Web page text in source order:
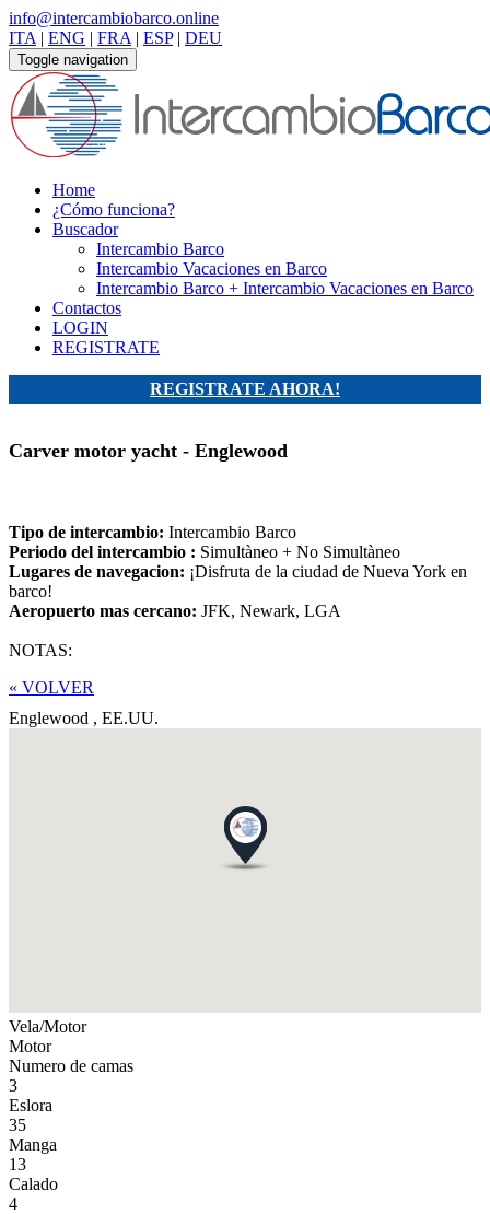
info@intercambiobarco.online
ITA | ENG | FRA | ESP| DEU
Toggle navigation
Home
¿Cómo funciona?
Buscador
Intercambio Barco
Intercambio Vacaciones en Barco
Intercambio Barco + Intercambio Vacaciones en Barco
Contactos
LOGIN
REGISTRATE
REGISTRATE AHORA!
Carver motor yacht - Englewood
Tipo de intercambio: Intercambio Barco
Periodo del intercambio : Simultàneo + No Simultàneo
Lugares de navegacion: ¡Disfruta de la ciudad de Nueva York en
barco!
Aeropuerto mas cercano: JFK, Newark, LGA
NOTAS:
« VOLVER
Englewood , EE.UU.
Vela/Motor
Motor
Numero de camas
3
Eslora
35
Manga
13
Calado
4